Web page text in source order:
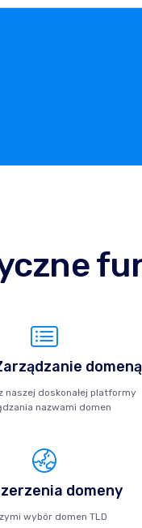
domeną
naszej doskonałej platformy
nazwami domen
domeny
wybór domen TLD